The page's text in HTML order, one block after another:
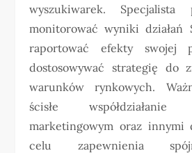
wyszukiwarek. Specjalista
monitorować wyniki działań
raportować efekty swojej
dostosowywać strategię do
warunków rynkowych.
ścisłe
marketingowym oraz innymi
celu zapewnienia